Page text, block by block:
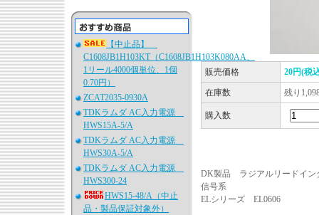
【中止品】
C1608JB1H103KT（C1608JB1H103K080AA、
1リール4000個単位、1個
0.70円）
ZCAT2035-0930A
TDKラムダ AC入力電源
HWS15A-5/A
TDKラムダ AC入力電源
HWS30A-5/A
TDKラムダ AC入力電源
HWS300-24
HWS15-48/A（中止
品・製品保証対象外）
販売価格 20円(税
在庫数 残り
購入数
DK製品 ラジアルリードイン
信号系
ELシリーズ EL0606